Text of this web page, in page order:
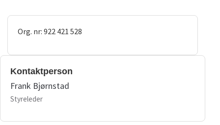
Org. nr: 922 421 528
Kontaktperson
Frank Bjørnstad
Styreleder